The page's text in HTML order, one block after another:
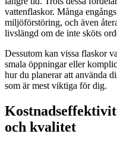
vattenflaskor. Många
miljöförstöring, och även
livslängd om de inte sköts
Dessutom kan vissa flaskor
smala öppningar eller
hur du planerar att använda
som är mest viktiga för dig.
och kvalitet